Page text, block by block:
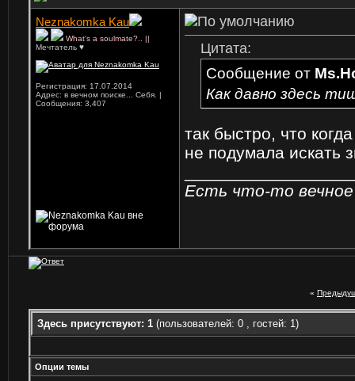
Neznakomka Kau
What's a soulmate?.. ||
Мечтатель ♥
Регистрация: 17.07.2014
Адрес: в вечном поиске... Себя. |
Сообщения: 3,407
Цитата:
Сообщение от
Как давно здесь
так быстро, что
не подумала искать
Есть что-то
«
Здесь присутствуют: 1 (пользователей: 0 , гостей: 1)
Опции темы